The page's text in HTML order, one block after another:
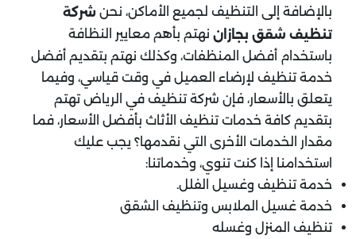
بالإضافة إلى التنظيف لجميع الأماكن، نحن شركة
تنظيف شقق بجازان نهتم بأهم معايير النظافة
باستخدام أفضل المنظفات، وكذلك نهتم بتقديم أفضل
خدمة تنظيف لإرضاء العميل في وقت قياسي، وفيما
يتعلق بالأسعار، فإن شركة تنظيف في الرياض تهتم
بتقديم كافة خدمات تنظيف الأثاث بأفضل الأسعار، فما
مقدار الخدمات الأخرى التي نقدمها؟ يجب عليك
استخدامنا إذا كنت تنوي، وخدماتنا:
خدمة تنظيف وغسيل الفلل.
خدمة غسيل الملابس وتنظيف الشقق
تنظيف المنزل وغسله